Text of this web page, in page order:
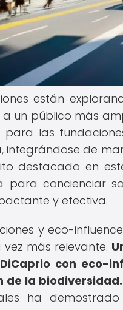
están
un público más
las
de
destacado en
para concienciar
y efectiva.
y eco-
más relevante.
con eco-
de la biodiversidad.
ha